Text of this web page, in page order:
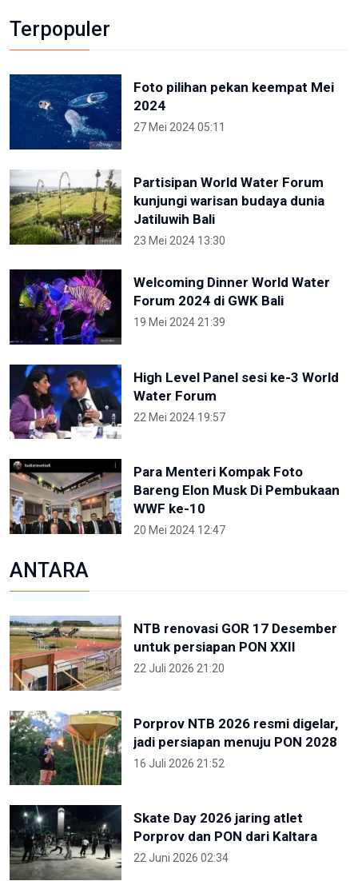
Terpopuler
Foto pilihan pekan keempat Mei
2024
27 Mei 2024 05:11
Partisipan World Water Forum
kunjungi warisan budaya dunia
Jatiluwih Bali
23 Mei 2024 13:30
Welcoming Dinner World Water
Forum 2024 di GWK Bali
19 Mei 2024 21:39
High Level Panel sesi ke-3 World
Water Forum
22 Mei 2024 19:57
Para Menteri Kompak Foto
Bareng Elon Musk Di Pembukaan
WWF ke-10
20 Mei 2024 12:47
ANTARA
NTB renovasi GOR 17 Desember
untuk persiapan PON XXII
22 Juli 2026 21:20
Porprov NTB 2026 resmi digelar,
jadi persiapan menuju PON 2028
16 Juli 2026 21:52
Skate Day 2026 jaring atlet
Porprov dan PON dari Kaltara
22 Juni 2026 02:34